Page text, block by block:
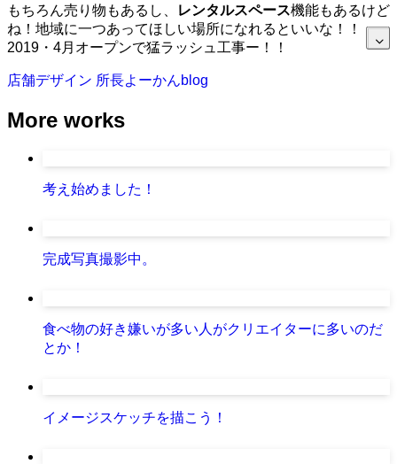
もちろん売り物もあるし、
レンタルスペース機能もあるけど
ね！地域に一つあってほしい場所になれるといいな！！
2019・4月オープンで猛ラッシュ工事ー！！
店舗デザイン 所長よーかんblog
More works
考え始めました！
完成写真撮影中。
食べ物の好き嫌いが多い人がクリエイターに多いのだ
とか！
イメージスケッチを描こう！